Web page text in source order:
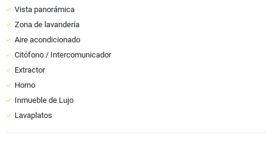
Vista panorámica
Zona de lavandería
Aire acondicionado
Citófono / Intercomunicador
Extractor
Horno
Inmueble de Lujo
Lavaplatos